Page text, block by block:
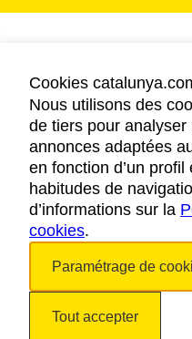
Cookies
Nous utilisons des
de tiers pour
annonces adaptées
en fonction d’un
habitudes de
d’informations sur la
cookies.
Paramétrage de
Tout accepter